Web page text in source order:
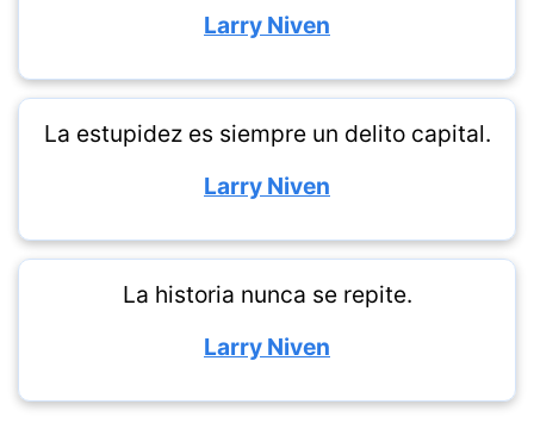
Larry Niven
La estupidez es siempre un delito capital.
Larry Niven
La historia nunca se repite.
Larry Niven